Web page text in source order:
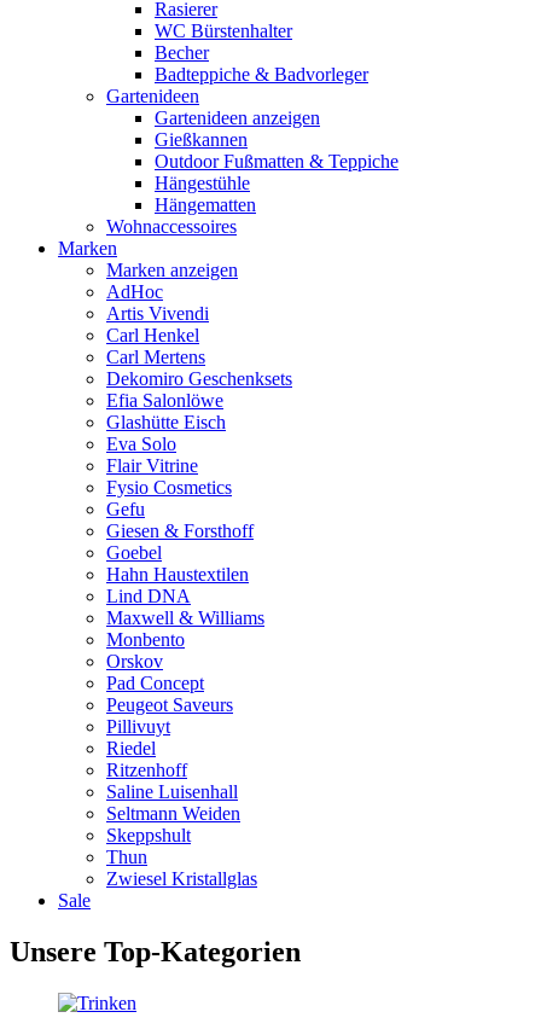
Rasierer
WC Bürstenhalter
Becher
Badteppiche & Badvorleger
Gartenideen
Gartenideen anzeigen
Gießkannen
Outdoor Fußmatten & Teppiche
Hängestühle
Hängematten
Wohnaccessoires
Marken
Marken anzeigen
AdHoc
Artis Vivendi
Carl Henkel
Carl Mertens
Dekomiro Geschenksets
Efia Salonlöwe
Glashütte Eisch
Eva Solo
Flair Vitrine
Fysio Cosmetics
Gefu
Giesen & Forsthoff
Goebel
Hahn Haustextilen
Lind DNA
Maxwell & Williams
Monbento
Orskov
Pad Concept
Peugeot Saveurs
Pillivuyt
Riedel
Ritzenhoff
Saline Luisenhall
Seltmann Weiden
Skeppshult
Thun
Zwiesel Kristallglas
Sale
Unsere Top-Kategorien